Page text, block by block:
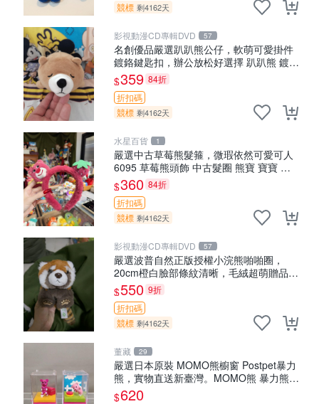
競標 剩4162天
影視動漫CD專輯DVD 57
名創優品嚴選趴趴熊公仔，軟萌可愛掛件
鍍鉻鍵匙扣，辦公放松好選擇 趴趴熊 鍍鉻
鍵匙扣 萬用掛件
$359 84折
折扣碼
競標 剩4162天
水星百貨 1
嚴選中古草莓熊髮箍，微瑕依然可愛可人
6095 草莓熊頭飾 中古髮圈 熊寶 寶寶 娃
娃熊髮箍 中古收藏 玩具髮夾
$360 84折
折扣碼
競標 剩4162天
影視動漫CD專輯DVD 57
嚴選波普自然正版授權小浣熊啪啪圈，
20cm橙白臉部條紋清晰，毛絨超萌贈品推
薦。 小浣熊 波普 圈環
$550 9折
折扣碼
競標 剩4162天
董藏 29
嚴選日本原裝 MOMO熊櫥窗 Postpet暴力
熊，實物直送新臺灣。MOMO熊 暴力熊
熊貓櫥窗
$620